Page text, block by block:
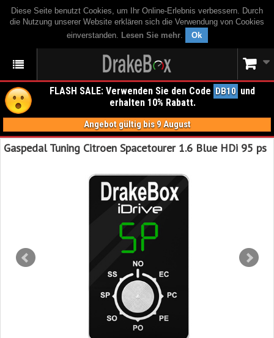
Diese Seite benutzt Cookies, um Ihr Online-Erlebnis verbessern. Durch
die Nutzung unserer Website erklären sich die Verwendung von Cookies
einverstanden. Lesen Sie mehr. Ok
FLASH SALE: Verwenden Sie den Code DB10 und
erhalten 10% Rabatt.
Angebot gültig bis 9 August
Gaspedal Tuning Citroen Spacetourer 1.6 Blue HDi 95 ps